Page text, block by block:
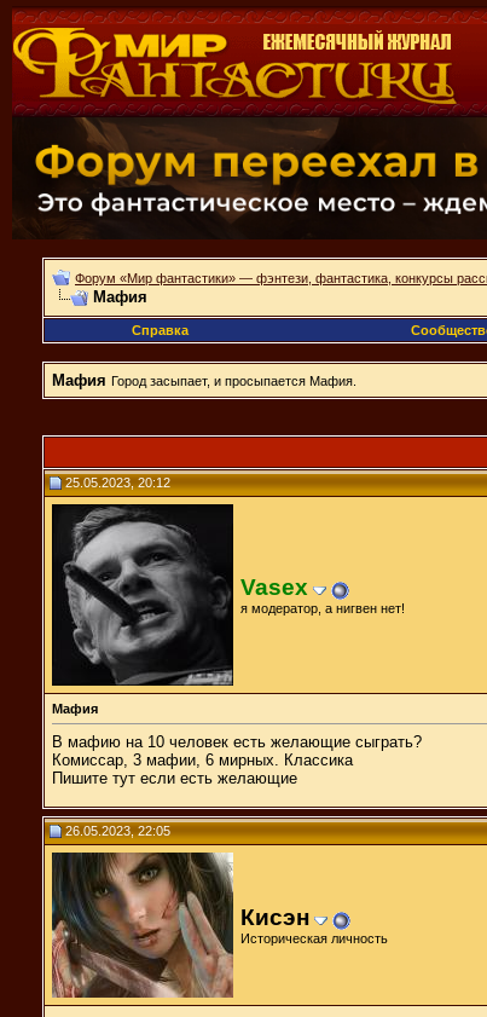
Форум «Мир фантастики» — фэнтези, фантастика, конкурсы
Мафия
Справка
Мафия Город засыпает, и просыпается Мафия.
25.05.2023, 20:12
Vasex
я модератор, а нигвен нет!
Мафия
В мафию на 10 человек есть желающие сыграть?
Комиссар, 3 мафии, 6 мирных. Классика
Пишите тут если есть желающие
26.05.2023, 22:05
Кисэн
Историческая личность